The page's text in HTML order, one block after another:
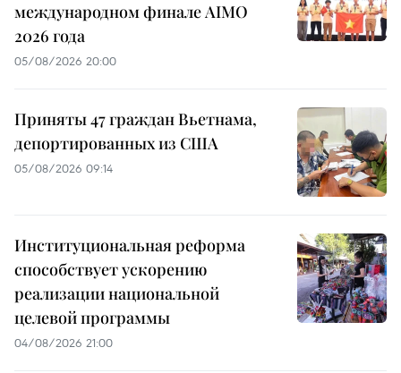
международном финале AIMO
2026 года
05/08/2026 20:00
Приняты 47 граждан Вьетнама,
депортированных из США
05/08/2026 09:14
Институциональная реформа
способствует ускорению
реализации национальной
целевой программы
04/08/2026 21:00